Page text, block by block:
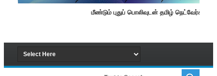
மீண்டும் புதுப் பொலிவுடன் தமிழ் நெட்வேர்க்.